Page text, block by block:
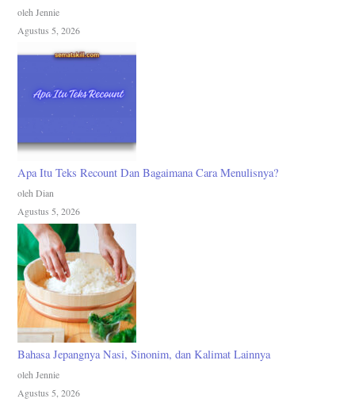
oleh Jennie
Agustus 5, 2026
Apa Itu Teks Recount Dan Bagaimana Cara Menulisnya?
oleh Dian
Agustus 5, 2026
Bahasa Jepangnya Nasi, Sinonim, dan Kalimat Lainnya
oleh Jennie
Agustus 5, 2026